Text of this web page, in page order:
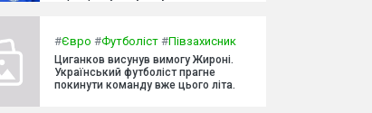
#Євро #Футболіст #Півзахисник
Циганков висунув вимогу Жироні.
Український футболіст прагне
покинути команду вже цього літа.